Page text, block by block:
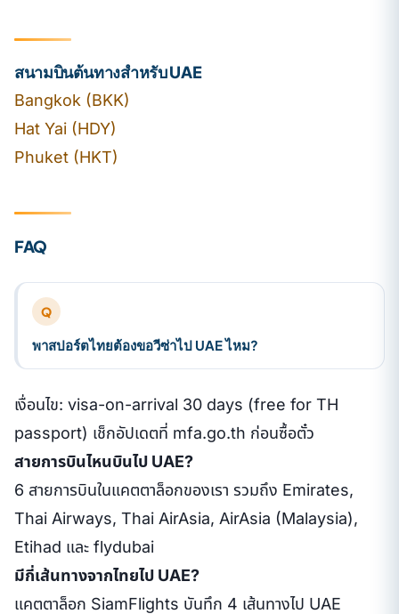
สนามบินต้นทางสำหรับ UAE
Bangkok (BKK)
Hat Yai (HDY)
Phuket (HKT)
FAQ
Q
พาสปอร์ตไทยต้องขอวีซ่าไป UAE ไหม?
เงื่อนไข: visa-on-arrival 30 days (free for TH
passport) เช็กอัปเดตที่ mfa.go.th ก่อนซื้อตั๋ว
สายการบินไหนบินไป UAE?
6 สายการบินในแคตตาล็อกของเรา รวมถึง Emirates,
Thai Airways, Thai AirAsia, AirAsia (Malaysia),
Etihad และ flydubai
มีกี่เส้นทางจากไทยไป UAE?
แคตตาล็อก SiamFlights บันทึก 4 เส้นทางไป UAE